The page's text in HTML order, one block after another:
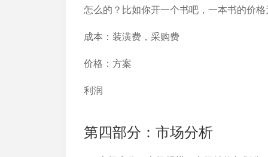
怎么的？比如你开一个书吧，一本书的价
成本：装潢费，采购费
价格：方案
利润
第四部分：市场分析